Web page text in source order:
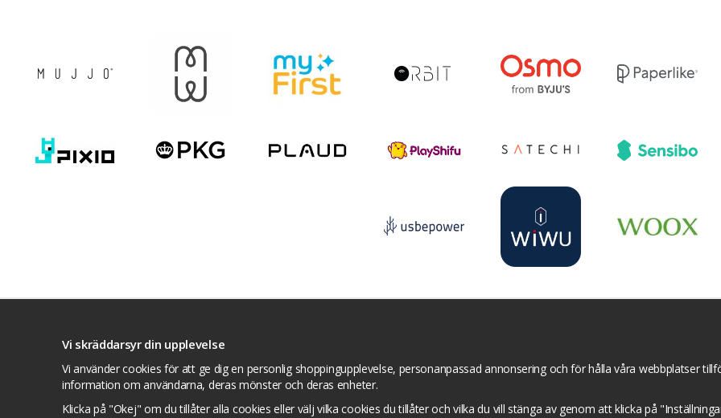
Villkor Kontakta oss
Om cookies
Cookie inställningar
Vi skräddarsyr din upplevelse
Vi använder cookies för att ge dig en personlig shoppingupplevelse, personanpassad annonsering och för hålla våra webbplatser
information om användarna, deras mönster och deras enheter.
Klicka på "Okej" om du tillåter alla cookies eller välj vilka cookies du tillåter och vilka du vill stänga av genom att klicka på